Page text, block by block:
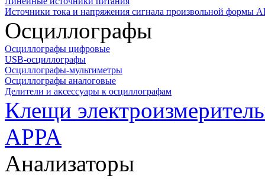
Источники тока и напряжения сигнала произвольной формы
Осциллографы
Осциллографы цифровые
USB-осциллографы
Осциллографы-мультиметры
Осциллографы аналоговые
Делители и аксессуары к осциллографам
Клещи
APPA
Анализаторы